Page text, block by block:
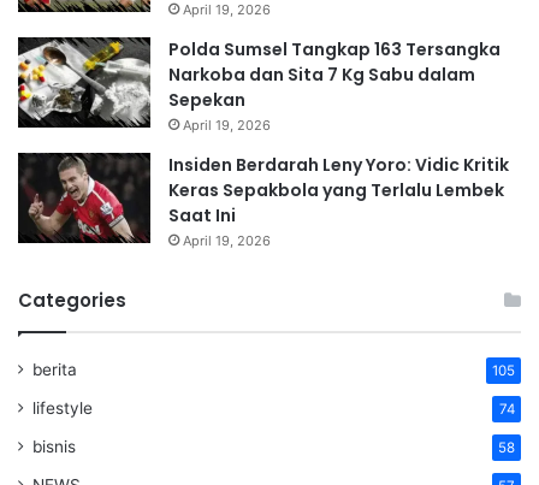
April 19, 2026
Polda Sumsel Tangkap 163 Tersangka
Narkoba dan Sita 7 Kg Sabu dalam
Sepekan
April 19, 2026
Insiden Berdarah Leny Yoro: Vidic Kritik
Keras Sepakbola yang Terlalu Lembek
Saat Ini
April 19, 2026
Categories
berita 105
lifestyle 74
bisnis 58